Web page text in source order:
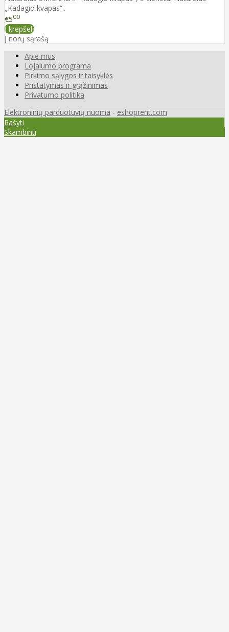
„Kadagio kvapas“..
€500
Į krepšelį
Į norų sąrašą
Apie mus
Lojalumo programa
Pirkimo sąlygos ir taisyklės
Pristatymas ir grąžinimas
Privatumo politika
Elektroninių parduotuvių nuoma - eshoprent.com
Rašyti
Skambinti